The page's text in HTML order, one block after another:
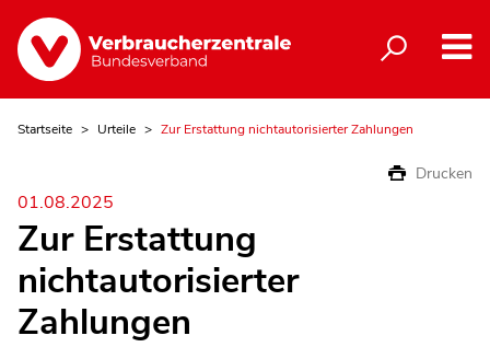
Startseite Urteile Zur Erstattung nichtautorisierter Zahlungen
Drucken
01.08.2025
Zur Erstattung
nichtautorisierter
Zahlungen